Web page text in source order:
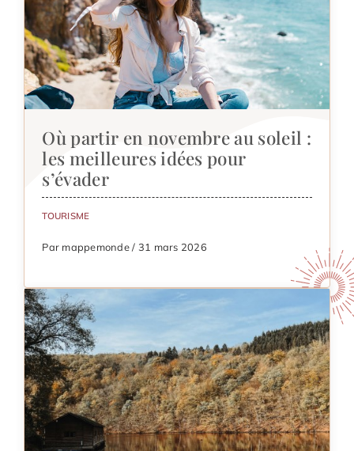
Où partir en novembre au soleil :
les meilleures idées pour
s’évader
TOURISME
Par mappemonde / 31 mars 2026